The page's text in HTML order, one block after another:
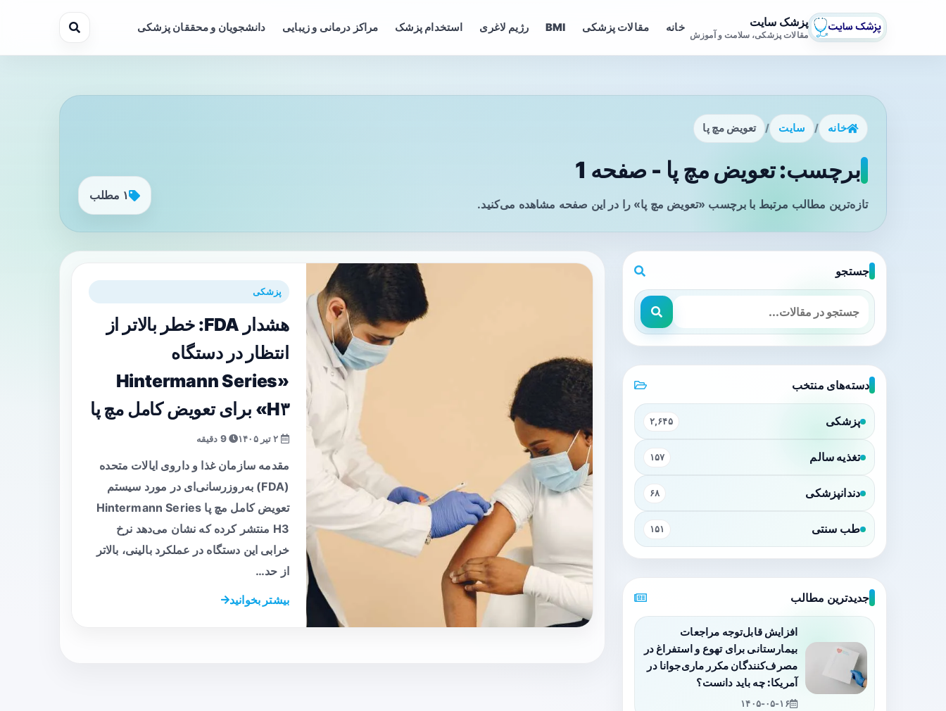
پزشک سایت
مقالات پزشکی، سلامت و آموزش
خانه مقالات پزشکی BMI رژیم لاغری استخدام پزشک مراکز درمانی و زیبایی دانشجویان و محققان پزشکی
خانه / سایت / تعویض مچ پا
برچسب: تعویض مچ پا - صفحه 1
تازه‌ترین مطالب مرتبط با برچسب «تعویض مچ پا» را در این صفحه مشاهده می‌کنید.
۱ مطلب
پزشکی
هشدار FDA: خطر بالاتر از
انتظار در دستگاه
«Hintermann Series
H۳» برای تعویض کامل مچ پا
9 دقیقه
مقدمه سازمان غذا و داروی ایالات متحده
(FDA) به‌روزرسانی‌ای در مورد سیستم
تعویض کامل مچ پا Hintermann Series
H3 منتشر کرده که نشان می‌دهد نرخ
خرابی این دستگاه در عملکرد بالینی، بالاتر
از حد…
بیشتر بخوانید
جستجو
دسته‌های منتخب
پزشکی ۲,۶۴۵
تغذیه سالم ۱۵۷
دندانپزشکی ۶۸
طب سنتی ۱۵۱
جدیدترین مطالب
افزایش قابل‌توجه مراجعات
بیمارستانی برای تهوع و استفراغ در
مصرف‌کنندگان مکرر ماری‌جوانا در
آمریکا: چه باید دانست؟
۱۴۰۵-۰۵-۱۶